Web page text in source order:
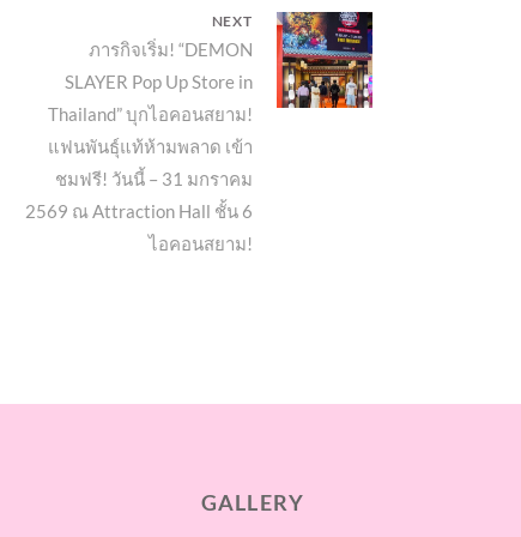
NEXT
post:
ภารกิจเริ่ม! “DEMON
SLAYER Pop Up Store in
Thailand” บุกไอคอนสยาม!
แฟนพันธุ์แท้ห้ามพลาด เข้า
ชมฟรี! วันนี้ – 31 มกราคม
2569 ณ Attraction Hall ชั้น 6
ไอคอนสยาม!
GALLERY